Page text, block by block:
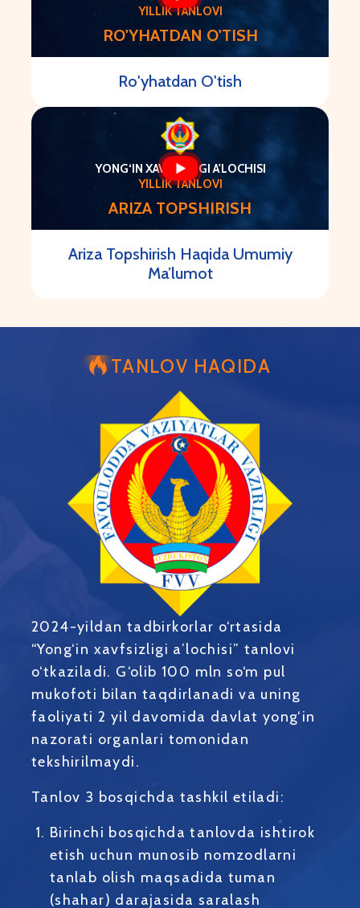
YILLIK TANLOVI
RO'YHATDAN O'TISH
Ro'yhatdan O'tish
YONG‘IN XAVFSIZLIGI A'LOCHISI
YILLIK TANLOVI
ARIZA TOPSHIRISH
Ariza Topshirish Haqida Umumiy
Ma’lumot
TANLOV HAQIDA
2024-yildan tadbirkorlar o‘rtasida
“Yong‘in xavfsizligi a’lochisi” tanlovi
o‘tkaziladi. G‘olib 100 mln so‘m pul
mukofoti bilan taqdirlanadi va uning
faoliyati 2 yil davomida davlat yong‘in
nazorati organlari tomonidan
tekshirilmaydi.
Tanlov 3 bosqichda tashkil etiladi:
Birinchi bosqichda tanlovda ishtirok
etish uchun munosib nomzodlarni
tanlab olish maqsadida tuman
(shahar) darajasida saralash